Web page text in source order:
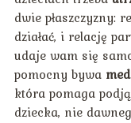
dwie płaszczyzny:
działać, i relację
udaje wam się
pomocny bywa
która pomaga
dziecka, nie